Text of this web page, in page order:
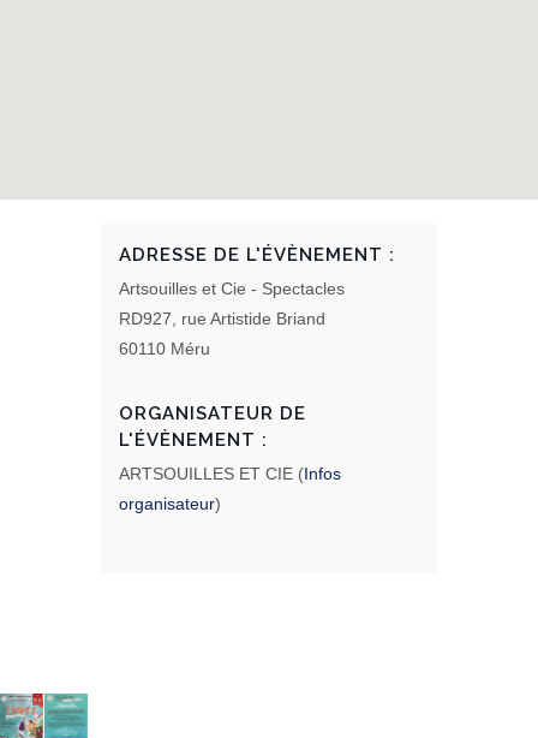
ADRESSE DE L'ÉVÈNEMENT :
Artsouilles et Cie - Spectacles
RD927, rue Artistide Briand
60110 Méru
ORGANISATEUR DE
L'ÉVÈNEMENT :
ARTSOUILLES ET CIE (Infos
organisateur)